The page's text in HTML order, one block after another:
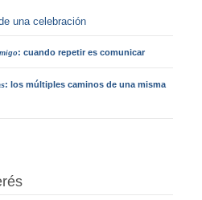
una celebración
: cuando repetir es comunicar
: los múltiples caminos de una misma